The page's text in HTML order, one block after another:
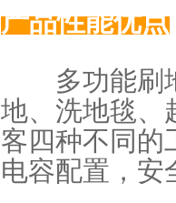
产品性能优点
多功能刷地
地、 洗地毯、
客四种不同的
电容配置， 安